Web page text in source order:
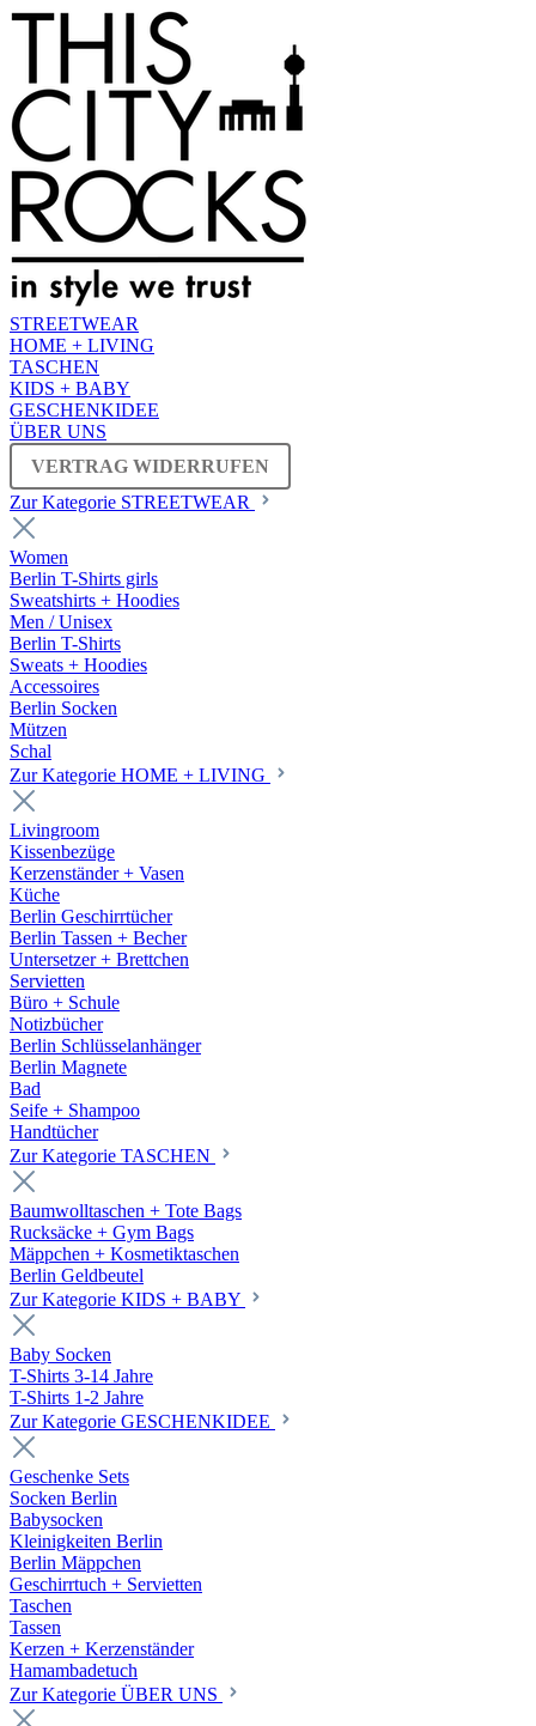
STREETWEAR
HOME + LIVING
TASCHEN
KIDS + BABY
GESCHENKIDEE
ÜBER UNS
VERTRAG WIDERRUFEN
Zur Kategorie STREETWEAR
Women
Berlin T-Shirts girls
Sweatshirts + Hoodies
Men / Unisex
Berlin T-Shirts
Sweats + Hoodies
Accessoires
Berlin Socken
Mützen
Schal
Zur Kategorie HOME + LIVING
Livingroom
Kissenbezüge
Kerzenständer + Vasen
Küche
Berlin Geschirrtücher
Berlin Tassen + Becher
Untersetzer + Brettchen
Servietten
Büro + Schule
Notizbücher
Berlin Schlüsselanhänger
Berlin Magnete
Bad
Seife + Shampoo
Handtücher
Zur Kategorie TASCHEN
Baumwolltaschen + Tote Bags
Rucksäcke + Gym Bags
Mäppchen + Kosmetiktaschen
Berlin Geldbeutel
Zur Kategorie KIDS + BABY
Baby Socken
T-Shirts 3-14 Jahre
T-Shirts 1-2 Jahre
Zur Kategorie GESCHENKIDEE
Geschenke Sets
Socken Berlin
Babysocken
Kleinigkeiten Berlin
Berlin Mäppchen
Geschirrtuch + Servietten
Taschen
Tassen
Kerzen + Kerzenständer
Hamambadetuch
Zur Kategorie ÜBER UNS